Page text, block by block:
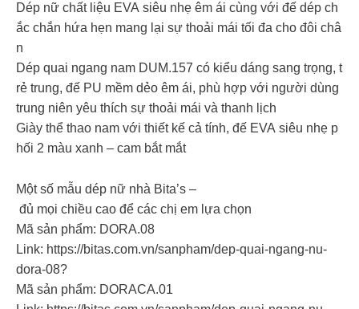
Dép nữ chất liệu EVA siêu nhẹ êm ái cùng với đế dép ch
ắc chắn hứa hẹn mang lại sự thoải mái tối đa cho đôi châ
n
Dép quai ngang nam DUM.157 có kiểu dáng sang trọng, t
rẻ trung, đế PU mềm dẻo êm ái, phù hợp với người dùng
trung niên yêu thích sự thoải mái và thanh lịch
Giày thể thao nam với thiết kế cả tính, đế EVA siêu nhẹ p
hối 2 màu xanh – cam bắt mắt
Một số mẫu dép nữ nhà Bita’s –
đủ mọi chiều cao để các chị em lựa chọn
Mã sản phẩm: DORA.08
Link: https://bitas.com.vn/sanpham/dep-quai-ngang-nu-
dora-08?
Mã sản phẩm: DORACA.01